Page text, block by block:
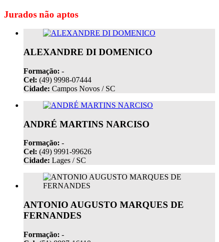
Jurados não aptos
ALEXANDRE DI DOMENICO
Formação: -
Cel: (49) 9998-07444
Cidade: Campos Novos / SC
ANDRÉ MARTINS NARCISO
Formação: -
Cel: (49) 9991-99626
Cidade: Lages / SC
ANTONIO AUGUSTO MARQUES DE
FERNANDES
Formação: -